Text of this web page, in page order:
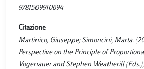
9781509910694
Citazione
Martinico, Giuseppe; Simoncini, Marta.
Perspective on the Principle of
Vogenauer and Stephen Weatherill